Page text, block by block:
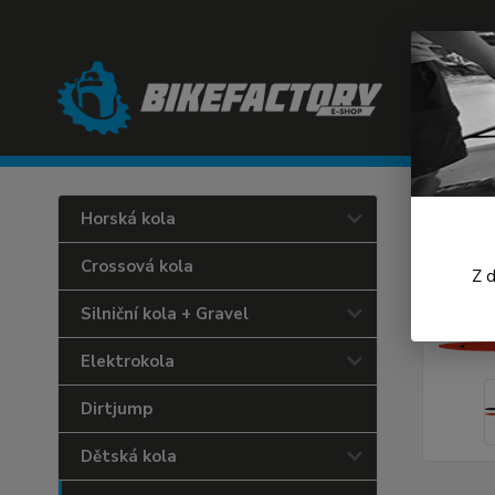
Horská kola
Crossová kola
Silniční kola + Gravel
Elektrokola
Dirtjump
Dětská kola
Z